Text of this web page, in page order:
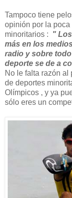
Tampoco tiene
opinión por la
minoritarios : "
más en los
radio y sobre
deporte se de a
No le falta razón al
de deportes
Olímpicos , y ya
sólo eres un